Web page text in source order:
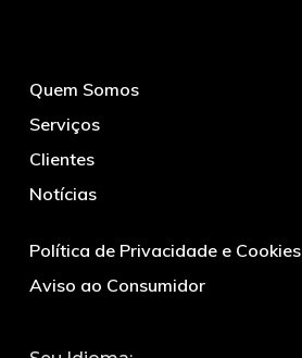
Quem Somos
Serviços
Clientes
Notícias
Política de Privacidade e Cookies
Aviso ao Consumidor